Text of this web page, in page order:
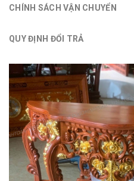
CHÍNH SÁCH VẬN CHUYỂN
QUY ĐỊNH ĐỔI TRẢ